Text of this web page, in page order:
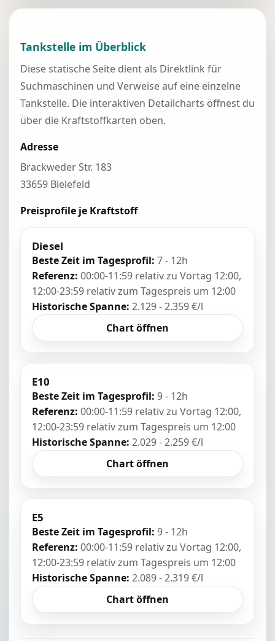
Tankstelle im Überblick
Diese statische Seite dient als Direktlink für
Suchmaschinen und Verweise auf eine einzelne
Tankstelle. Die interaktiven Detailcharts öffnest du
über die Kraftstoffkarten oben.
Adresse
Brackweder Str. 183
33659 Bielefeld
Preisprofile je Kraftstoff
Diesel
Beste Zeit im Tagesprofil: 7 - 12h
Referenz: 00:00-11:59 relativ zu Vortag 12:00,
12:00-23:59 relativ zum Tagespreis um 12:00
Historische Spanne: 2.129 - 2.359 €/l
Chart öffnen
E10
Beste Zeit im Tagesprofil: 9 - 12h
Referenz: 00:00-11:59 relativ zu Vortag 12:00,
12:00-23:59 relativ zum Tagespreis um 12:00
Historische Spanne: 2.029 - 2.259 €/l
Chart öffnen
E5
Beste Zeit im Tagesprofil: 9 - 12h
Referenz: 00:00-11:59 relativ zu Vortag 12:00,
12:00-23:59 relativ zum Tagespreis um 12:00
Historische Spanne: 2.089 - 2.319 €/l
Chart öffnen